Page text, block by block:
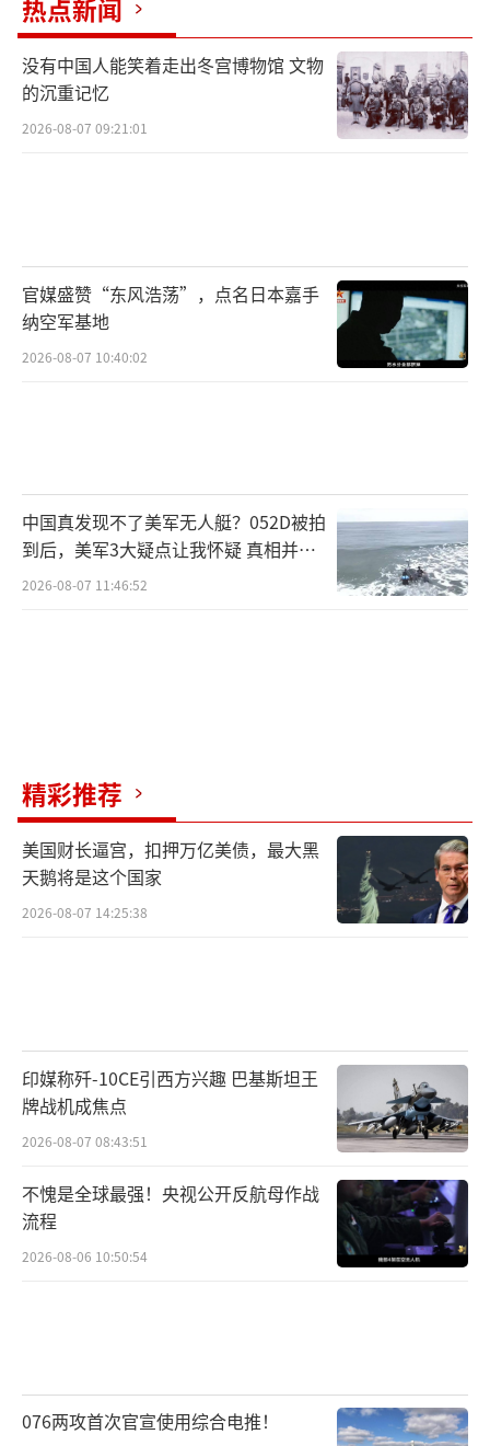
热点新闻
没有中国人能笑着走出冬宫博物馆 文物
的沉重记忆
2026-08-07 09:21:01
官媒盛赞“东风浩荡”，点名日本嘉手
纳空军基地
2026-08-07 10:40:02
中国真发现不了美军无人艇？052D被拍
到后，美军3大疑点让我怀疑 真相并非
如此
2026-08-07 11:46:52
精彩推荐
美国财长逼宫，扣押万亿美债，最大黑
天鹅将是这个国家
2026-08-07 14:25:38
印媒称歼-10CE引西方兴趣 巴基斯坦王
牌战机成焦点
2026-08-07 08:43:51
不愧是全球最强！央视公开反航母作战
流程
2026-08-06 10:50:54
076两攻首次官宣使用综合电推！